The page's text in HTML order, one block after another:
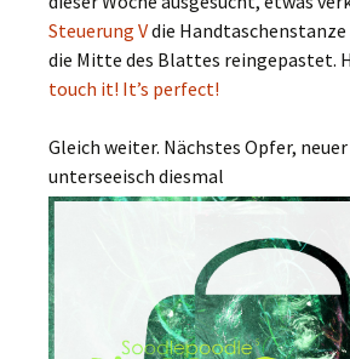
Steuerung Vdie
die Mitte des Blattes reingepastet.
touch it! It’s perfect!
Gleich weiter. Nächstes Opfer,
unterseeisch diesmal